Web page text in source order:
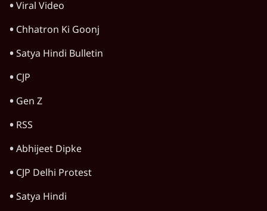
Viral Video
Chhatron Ki Goonj
Satya Hindi Bulletin
CJP
Gen Z
RSS
Abhijeet Dipke
CJP Delhi Protest
Satya Hindi